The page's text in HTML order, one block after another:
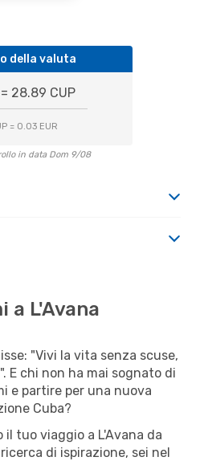
della valuta
= 28.89 CUP
= 0.03 EUR
in data Dom 9/08
a L'Avana
"Vivi la vita senza scuse,
E chi non ha mai sognato di
e partire per una nuova
Cuba?
tuo viaggio a L'Avana da
di ispirazione, sei nel